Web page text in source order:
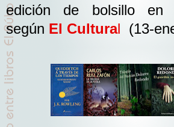
edición de bolsillo en
según El Cultural (13-